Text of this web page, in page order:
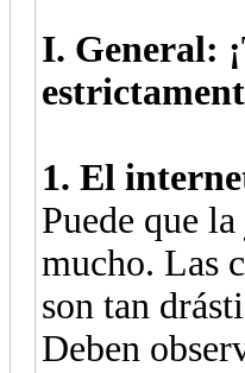
I. General:
1. El
Puede que
mucho. Las
son tan
Deben